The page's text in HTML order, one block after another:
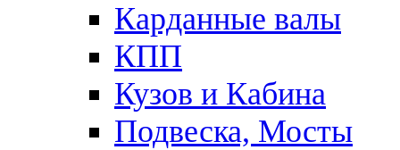
Карданные валы
КПП
Кузов и Кабина
Подвеска, Мосты